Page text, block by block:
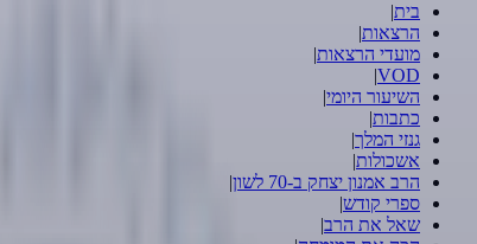
בית|
הרצאות|
מועדי הרצאות|
VOD
|
השיעור היומי|
כתבות|
גנזי המלך|
אשכולות|
הרב אמנון יצחק ב-70 לשון
|
ספרי קודש|
שאל את הרב|